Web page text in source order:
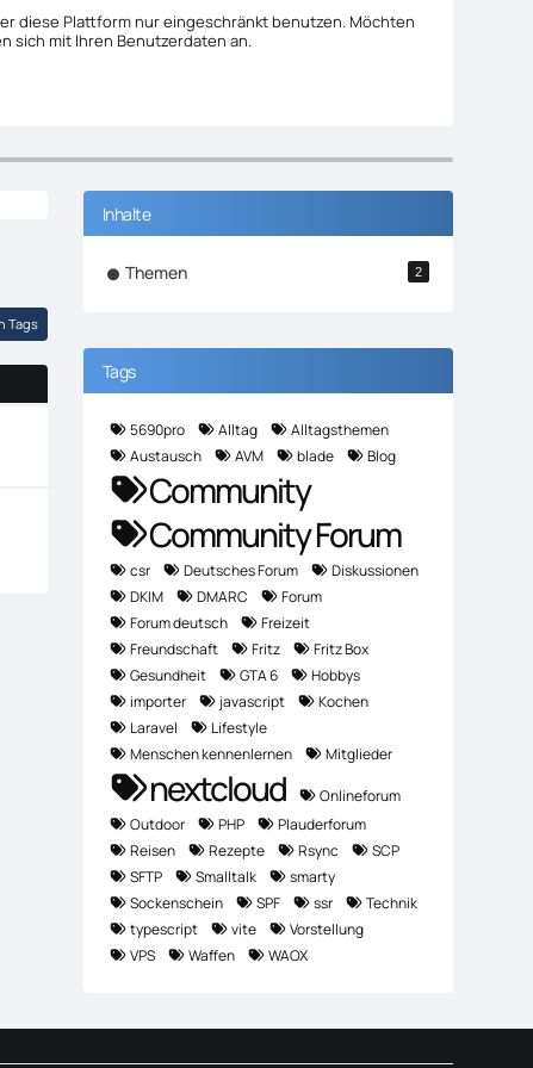
diese Plattform nur eingeschränkt benutzen. Möchten
sich mit Ihren Benutzerdaten an.
Tags
Inhalte
Themen 2
Tags
5690pro Alltag
Alltagsthemen
Austausch
AVM blade Blog
Community
Community Forum
csr Deutsches Forum
Diskussionen
DKIM
DMARC
Forum
Forum deutsch
Freizeit
Freundschaft
Fritz
Fritz Box
Gesundheit
GTA 6
Hobbys
importer
javascript
Kochen
Laravel
Lifestyle
Menschen kennenlernen
Mitglieder
nextcloud
Onlineforum
Outdoor
PHP
Plauderforum
Reisen
Rezepte Rsync
SCP
SFTP
Smalltalk
smarty
Sockenschein
SPF ssr
Technik
typescript
vite
Vorstellung
VPS
Waffen WAOX